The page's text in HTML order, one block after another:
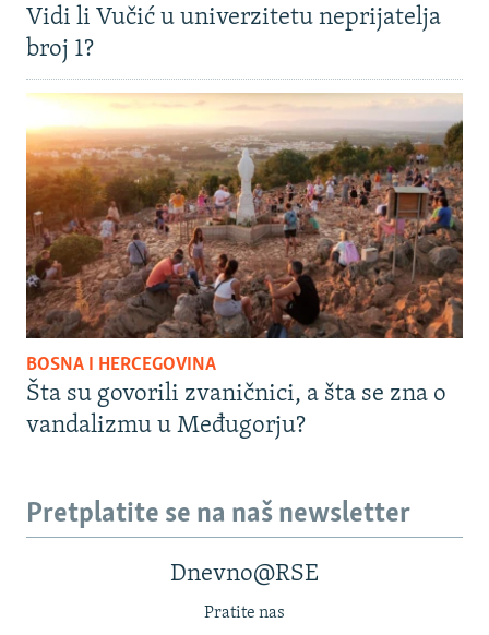
Vidi li Vučić u univerzitetu neprijatelja
broj 1?
BOSNA I HERCEGOVINA
Šta su govorili zvaničnici, a šta se zna o
vandalizmu u Međugorju?
Pretplatite se na naš newsletter
Dnevno@RSE
Pratite nas